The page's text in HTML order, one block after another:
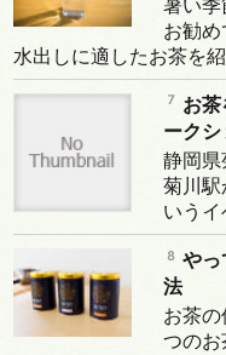
暑い季
お勧め
水出しに適したお茶を
お茶
ーク
静岡県
菊川駅
いうイ
やっ
法
お茶の
つのお